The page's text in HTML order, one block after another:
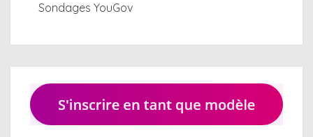
Sondages YouGov